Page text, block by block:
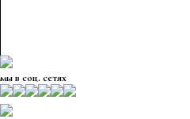
мы в соц. сетях